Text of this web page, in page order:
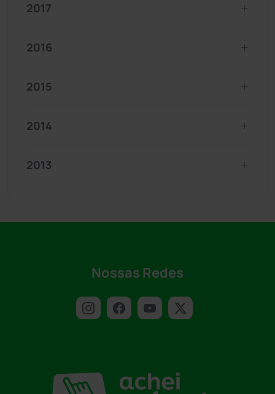
2017
2016
2015
2014
2013
Nossas Redes